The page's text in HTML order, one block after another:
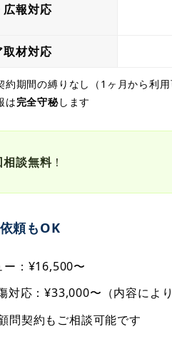
報対応
材対応
期間の縛りなし（1ヶ月から利用
は完全守秘します
相談無料！
頼もOK
ー：¥16,500〜
対応：¥33,000〜（内容により
問契約もご相談可能です